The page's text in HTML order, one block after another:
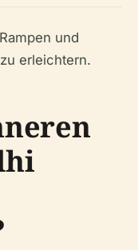
und
erleichtern.